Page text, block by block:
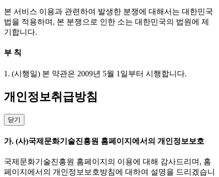
본 서비스 이용과 관련하여 발생한 분쟁에 대해서는 대한민국
법을 적용하며, 본 분쟁으로 인한 소는 대한민국의 법원에 제
기합니다.
부 칙
1. (시행일) 본 약관은 2009년 5월 1일부터 시행합니다.
개인정보취급방침
닫기
가. (사)국제문화기술진흥원 홈페이지에서의 개인정보보호
국제문화기술진흥원 홈페이지의 이용에 대해 감사드리며, 홈
페이지에서의 개인정보보호방침에 대하여 설명을 드리겠습니